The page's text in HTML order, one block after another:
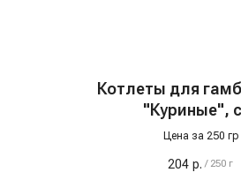
Котлеты для
"Куриные",
Цена за 250 гр
204 р. / 250 г